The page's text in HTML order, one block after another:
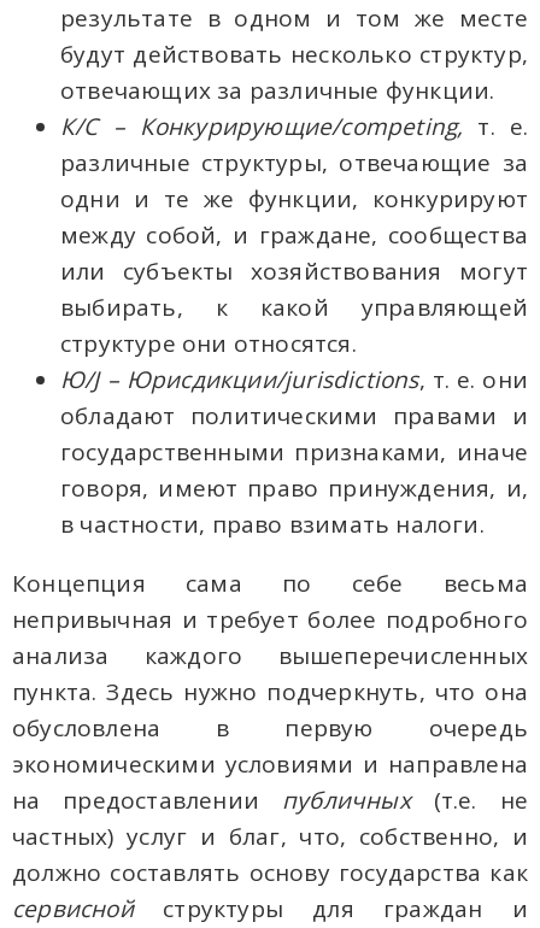
результате в одном и том же месте
будут действовать несколько структур,
отвечающих за различные функции.
К/C– Конкурирующие/competing, т. е.
различные структуры, отвечающие за
одни и те же функции, конкурируют
между собой, и граждане, сообщества
или субъекты хозяйствования могут
выбирать, к какой управляющей
структуре они относятся.
Ю/J– Юрисдикции/jurisdictions, т. е. они
обладают политическими правами и
государственными признаками, иначе
говоря, имеют право принуждения, и,
в частности, право взимать налоги.
Концепция сама по себе весьма
непривычная и требует более подробного
анализа каждого вышеперечисленных
пункта. Здесь нужно подчеркнуть, что она
обусловлена в первую очередь
экономическими условиями и направлена
на предоставлении публичных(т.е. не
частных) услуг и благ, что, собственно, и
должно составлять основу государства как
сервиснойструктуры для граждан и